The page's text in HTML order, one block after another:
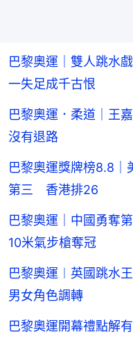
巴黎奧運｜雙人跳水
一失足成千古恨
巴黎奧運．柔道｜王
沒有退路
巴黎奧運獎牌榜8.8
第三 香港排26
巴黎奧運｜中國勇奪
10米氣步槍奪冠
巴黎奧運︱英國跳水
男女角色調轉
巴黎奧運開幕禮點解